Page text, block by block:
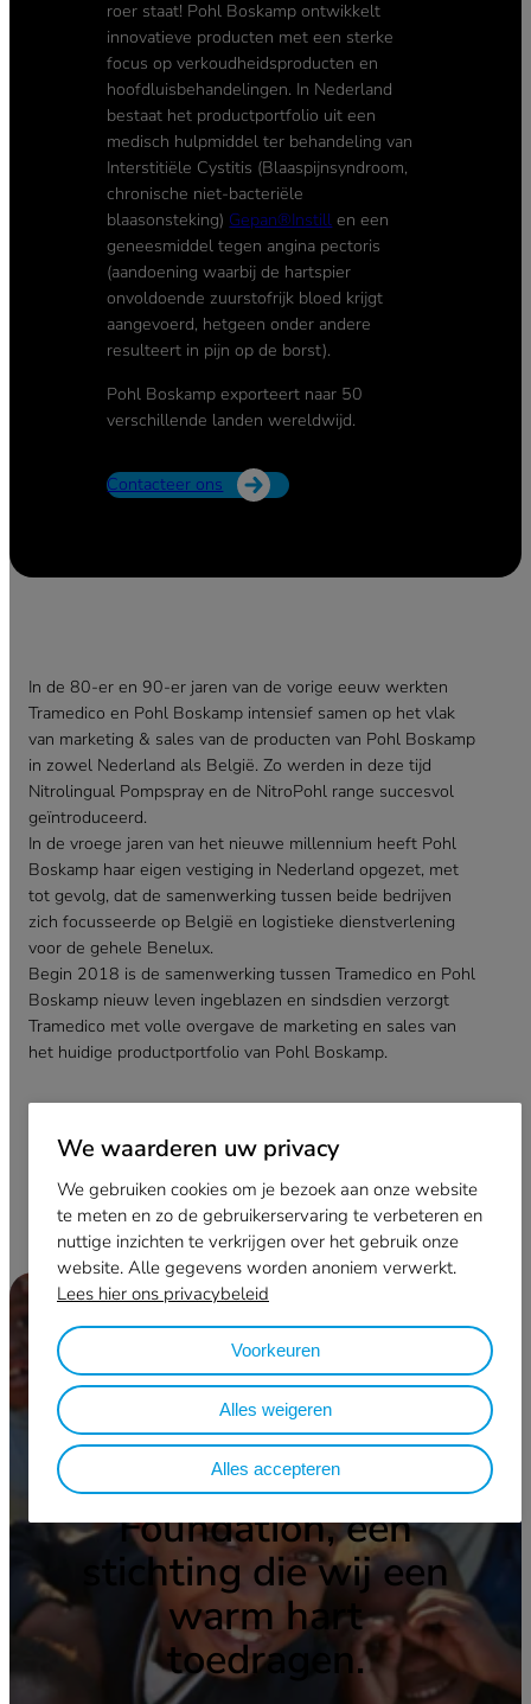
roer staat! Pohl Boskamp ontwikkelt
innovatieve producten met een sterke
focus op verkoudheidsproducten en
hoofdluisbehandelingen. In Nederland
bestaat het productportfolio uit een
medisch hulpmiddel ter behandeling van
Interstitiële Cystitis (Blaaspijnsyndroom,
chronische niet-bacteriële
blaasonsteking) Gepan®Instill en een
geneesmiddel tegen angina pectoris
(aandoening waarbij de hartspier
onvoldoende zuurstofrijk bloed krijgt
aangevoerd, hetgeen onder andere
resulteert in pijn op de borst).
Pohl Boskamp exporteert naar 50
verschillende landen wereldwijd.
Contacteer ons
In de 80-er en 90-er jaren van de vorige eeuw werkten
Tramedico en Pohl Boskamp intensief samen op het vlak
van marketing & sales van de producten van Pohl Boskamp
in zowel Nederland als België. Zo werden in deze tijd
Nitrolingual Pompspray en de NitroPohl range succesvol
geïntroduceerd.
In de vroege jaren van het nieuwe millennium heeft Pohl
Boskamp haar eigen vestiging in Nederland opgezet, met
tot gevolg, dat de samenwerking tussen beide bedrijven
zich focusseerde op België en logistieke dienstverlening
voor de gehele Benelux.
Begin 2018 is de samenwerking tussen Tramedico en Pohl
Boskamp nieuw leven ingeblazen en sindsdien verzorgt
Tramedico met volle overgave de marketing en sales van
het huidige productportfolio van Pohl Boskamp.
Tramedico sponsort
al jaren Eye Care
Foundation, een
stichting die wij een
warm hart
toedragen.
We waarderen uw privacy
We gebruiken cookies om je bezoek aan onze website
te meten en zo de gebruikerservaring te verbeteren en
nuttige inzichten te verkrijgen over het gebruik onze
website. Alle gegevens worden anoniem verwerkt.
Lees hier ons privacybeleid
Voorkeuren
Alles weigeren
Alles accepteren